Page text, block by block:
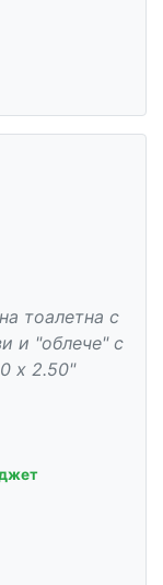
тоалетна с
и "облече" с
х 2.50"